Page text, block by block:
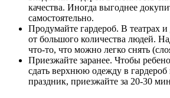
качества. Иногда выгоднее
самостоятельно.
Продумайте гардероб. В театрах
от большого количества людей.
что-то, что можно легко снять
Приезжайте заранее. Чтобы
сдать верхнюю одежду в гардероб
праздник, приезжайте за 20-30